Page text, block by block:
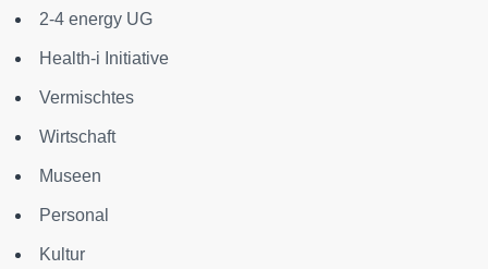
2-4 energy UG
Health-i Initiative
Vermischtes
Wirtschaft
Museen
Personal
Kultur